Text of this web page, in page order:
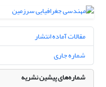
مقالات آماده انتشار
شماره جاری
شماره‌های پیشین نشریه